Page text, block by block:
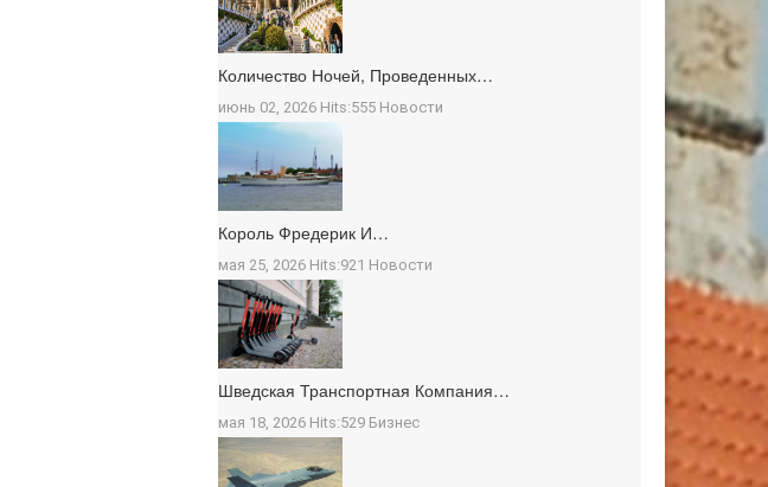
Количество Ночей, Проведенных…
июнь 02, 2026 Hits:555 Новости
Король Фредерик И…
мая 25, 2026 Hits:921 Новости
Шведская Транспортная Компания…
мая 18, 2026 Hits:529 Бизнес